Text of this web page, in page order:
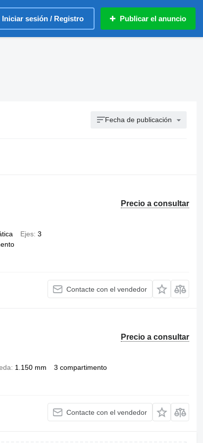
Iniciar sesión / Registro Publicar el anuncio
Fecha de publicación
Precio a consultar
Ejes 3
Contacte con el vendedor
Precio a consultar
1.150 mm 3 compartimento
Contacte con el vendedor